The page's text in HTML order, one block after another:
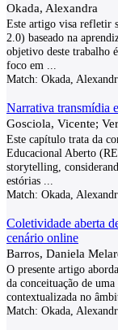
Okada, Alexandra
Este artigo visa refletir
2.0) baseado na
objetivo deste trabalho
foco em
Match: Okada,
Narrativa transmídia
Gosciola, Vicente;
Este capítulo trata da
Educacional Aberto
storytelling,
estórias
Match: Okada,
Coletividade aberta
cenário online
Barros, Daniela
O presente artigo
da conceituação de
contextualizada no
Match: Okada,